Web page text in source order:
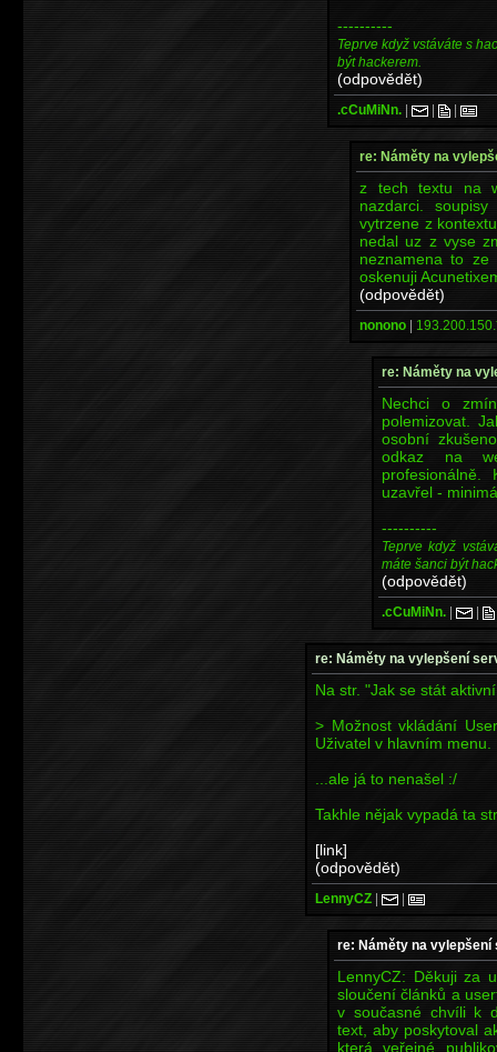
----------
Teprve když vstáváte s
být hackerem.
(odpovědět)
.cCuMiNn. | | |
re: Náměty na
z tech textu na
nazdarci.
vytrzene z
nedal uz z vyse
neznamena to
oskenuji
(odpovědět)
nonono |
re: Náměty na
Nechci o
polemizovat.
osobní
odkaz na
uzavřel -
----------
Teprve když
máte šanci být
(odpovědět)
.cCuMiNn. | |
re: Náměty na vylepšení
Na str. "Jak se stát
> Možnost vkládání
Uživatel v hlavním menu.
...ale já to nenašel :/
Takhle nějak vypadá ta
[link]
(odpovědět)
LennyCZ | |
re: Náměty na vylepšení
LennyCZ: Děkuji za
sloučení článků a
v současné chvíli k
text, aby poskytoval
která veřejné